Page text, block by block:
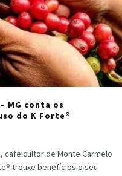
MG conta os
do K Forte®
cafeicultor de Monte Carmelo
trouxe benefícios o seu